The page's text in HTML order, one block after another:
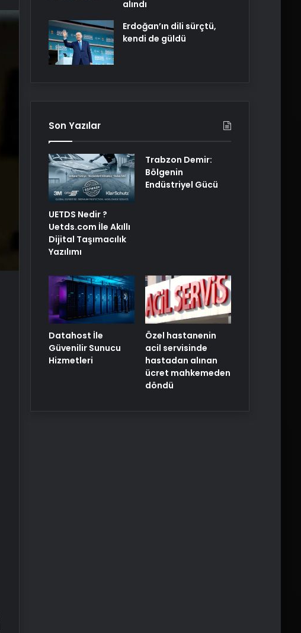
alındı
Erdoğan’ın dili sürçtü,
kendi de güldü
Son Yazılar
UETDS Nedir ?
Uetds.com İle Akıllı
Dijital Taşımacılık
Yazılımı
Trabzon Demir:
Bölgenin
Endüstriyel Gücü
Datahost İle
Güvenilir Sunucu
Hizmetleri
Özel hastanenin
acil servisinde
hastadan alınan
ücret mahkemeden
döndü